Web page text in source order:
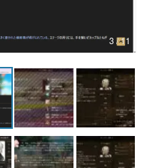
3 / 11